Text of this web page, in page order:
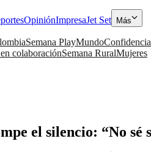
OpiniónImpresaJet Set Más
Semana PlayMundo
colaboraciónSemana RuralMujeres
el silencio: “No sé